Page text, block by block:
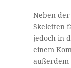
Neben
Skeletten
jedoch in
einem
außerdem